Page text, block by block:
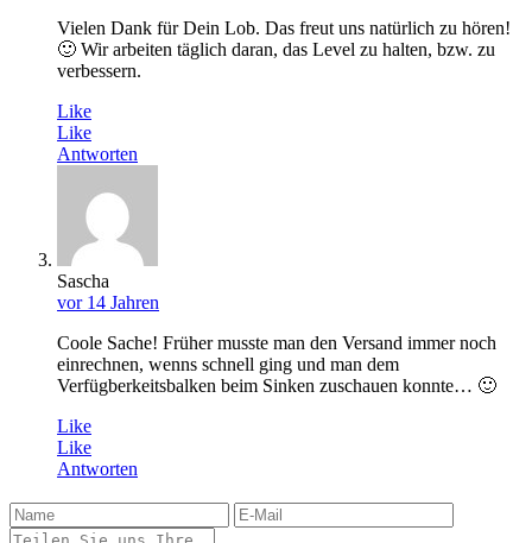
Vielen Dank für Dein Lob. Das freut uns natürlich zu hören!
🙂 Wir arbeiten täglich daran, das Level zu halten, bzw. zu
verbessern.
Like
Like
Antworten
Sascha
vor 14 Jahren
Coole Sache! Früher musste man den Versand immer noch
einrechnen, wenns schnell ging und man dem
Verfügberkeitsbalken beim Sinken zuschauen konnte… 🙂
Like
Like
Antworten